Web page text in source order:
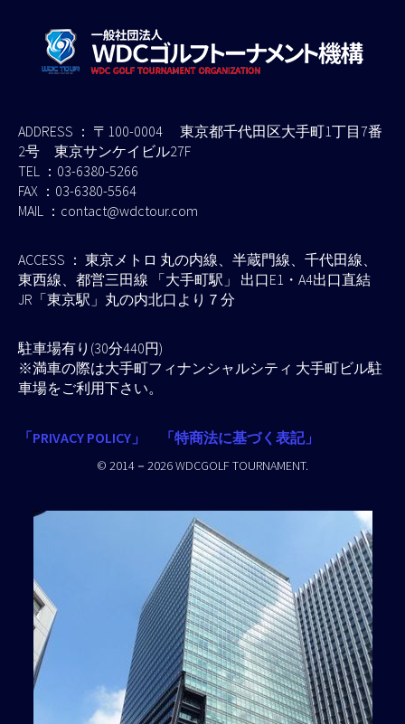
ADDRESS ： 〒100-0004 東京都千代田区大手町1丁目7番
2号 東京サンケイビル27F
TEL ：03-6380-5266
FAX ：03-6380-5564
MAIL ：contact@wdctour.com
ACCESS ： 東京メトロ 丸の内線、半蔵門線、千代田線、
東西線、都営三田線 「大手町駅」 出口E1・A4出口直結
JR「東京駅」丸の内北口より７分
駐車場有り(30分440円)
※満車の際は大手町フィナンシャルシティ 大手町ビル駐
車場をご利用下さい。
「PRIVACY POLICY」 「特商法に基づく表記」
© 2014－2026 WDCGOLF TOURNAMENT.